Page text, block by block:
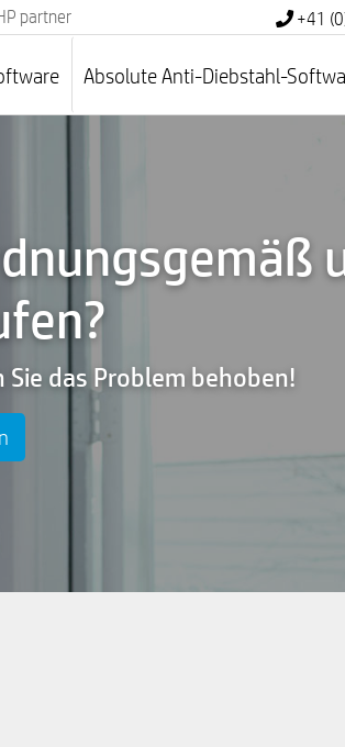
partner +41
Absolute Anti-Diebstahl-
das Problem behoben!